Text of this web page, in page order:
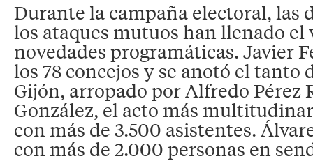
Durante la campaña electoral, las
los ataques mutuos han llenado el
novedades programáticas. Javier
los 78 concejos y se anotó el tanto
Gijón, arropado por Alfredo Pérez
González, el acto más
con más de 3.500 asistentes.
con más de 2.000 personas en